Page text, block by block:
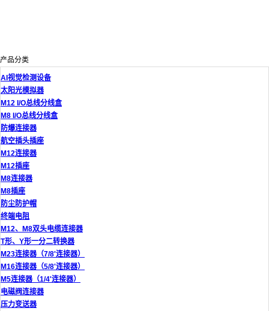
产品分类
AI视觉检测设备
太阳光模拟器
M12 I/O总线分线盒
M8 I/O总线分线盒
防爆连接器
航空插头插座
M12连接器
M12插座
M8连接器
M8插座
防尘防护帽
终端电阻
M12、M8双头电缆连接器
T形、Y形一分二转换器
M23连接器（7/8'连接器）
M16连接器（5/8'连接器）
M5连接器（1/4'连接器）
电磁阀连接器
压力变送器